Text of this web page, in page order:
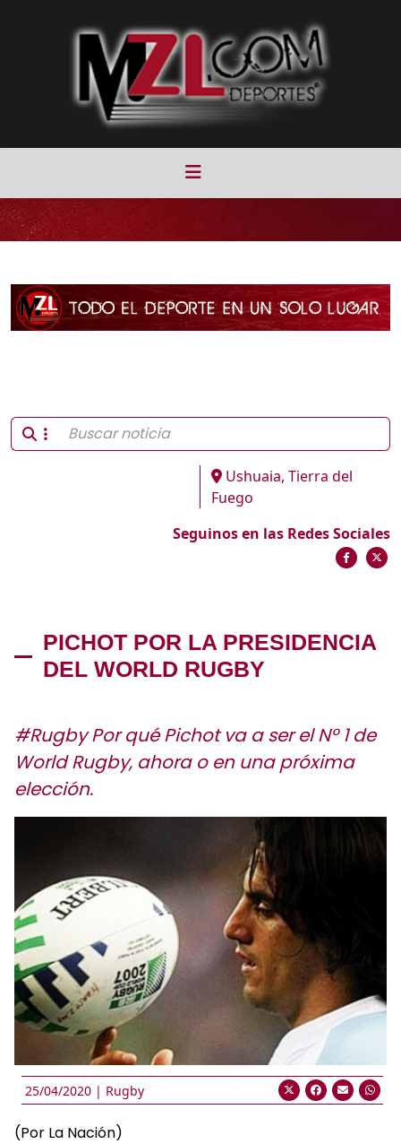
Ushuaia, Tierra del
Fuego
Seguinos en las Redes Sociales
PICHOT POR LA PRESIDENCIA
DEL WORLD RUGBY
#Rugby Por qué Pichot va a ser el Nº 1 de
World Rugby, ahora o en una próxima
elección.
25/04/2020 | Rugby
(Por La Nación)